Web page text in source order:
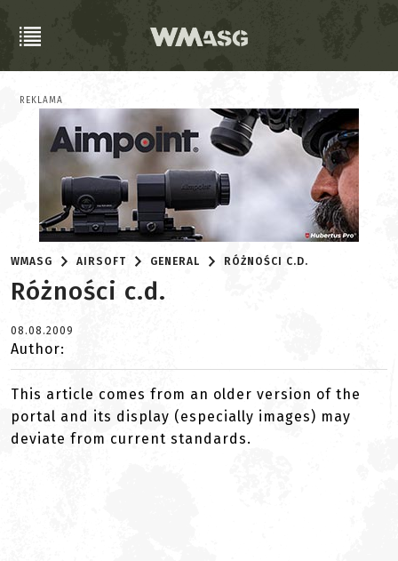
REKLAMA
WMASG AIRSOFT GENERAL RÓŻNOŚCI C.D.
Różności c.d.
08.08.2009
Author:
This article comes from an older version of the
portal and its display (especially images) may
deviate from current standards.